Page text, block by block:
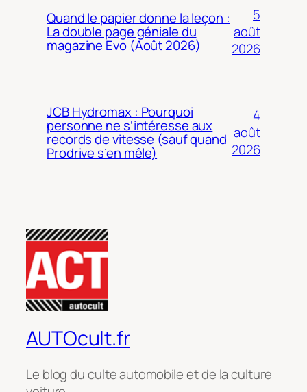
Quand le papier donne la leçon :
La double page géniale du
magazine Evo (Août 2026)
5
août
2026
JCB Hydromax : Pourquoi
personne ne s’intéresse aux
records de vitesse (sauf quand
Prodrive s’en mêle)
4
août
2026
AUTOcult.fr
Le blog du culte automobile et de la culture